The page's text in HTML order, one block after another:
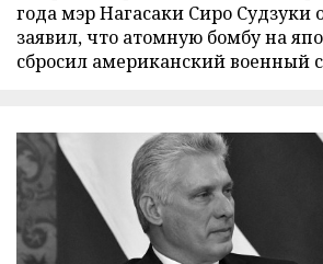
года мэр Нагасаки Сиро Судзуки
заявил, что атомную бомбу на
сбросил американский военный